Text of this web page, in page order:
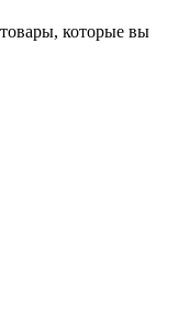
которые вы